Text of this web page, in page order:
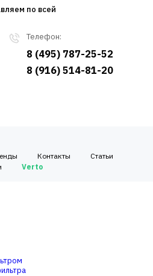
Телефон:
8 (495) 787-25-52
8 (916) 514-81-20
по всей
Контакты
Статьи
Verto